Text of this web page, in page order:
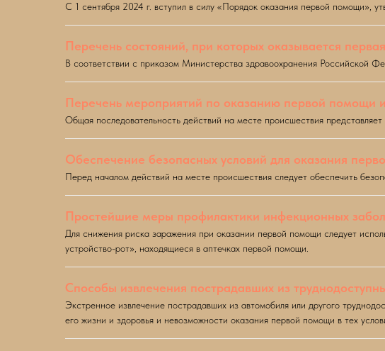
С 1 сентября 2024 г. вступил в силу «Порядок оказания первой
Перечень состояний, при которых оказывается
В соответствии с приказом Министерства здравоохранения
Перечень мероприятий по оказанию первой помощи
Общая последовательность действий на месте происшествия
Обеспечение безопасных условий для оказания
Перед началом действий на месте происшествия следует обеспечить
Простейшие меры профилактики инфекционных
Для снижения риска заражения при оказании первой помощи следует
устройство-рот», находящиеся в аптечках первой помощи.
Способы извлечения пострадавших из
Экстренное извлечение пострадавших из автомобиля или другого
его жизни и здоровья и невозможности оказания первой помощи в тех